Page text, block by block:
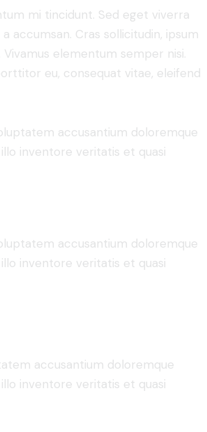
mi tincidunt. Sed eget viverra
accumsan. Cras sollicitudin, ipsum
elementum semper nisi.
eu, consequat vitae, eleifend
accusantium doloremque
inventore veritatis et quasi
accusantium doloremque
inventore veritatis et quasi
accusantium doloremque
inventore veritatis et quasi